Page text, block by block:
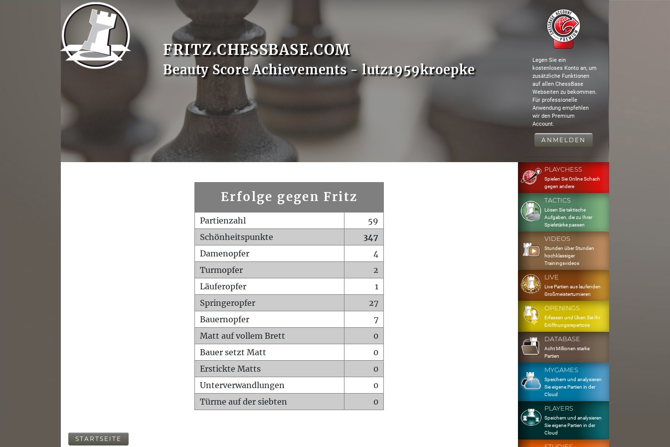
FRITZ.CHESSBASE.COM
Beauty Score Achievements - lutz1959kroepke
Legen Sie ein
kostenloses Konto an, um
zusätzliche Funktionen
auf allen ChessBase
Webseiten zu bekommen.
Für professionelle
Anwendung empfehlen
wir den Premium
Account.
ANMELDEN
Erfolge gegen Fritz
Partienzahl
59
Schönheitspunkte
347
Damenopfer
4
Turmopfer
2
Läuferopfer
1
Springeropfer
27
Bauernopfer
7
Matt auf vollem Brett
0
Bauer setzt Matt
0
Erstickte Matts
0
Unterverwandlungen
0
Türme auf der siebten
0
STARTSEITE
PLAYCHESS
Spielen Sie Online Schach
gegen andere
TACTICS
Lösen Sie taktische
Aufgaben, die zu Ihrer
Spielstärke passen
VIDEOS
Stunden über Stunden
hochklassiger
Trainingsvideos
LIVE
Live Partien aus laufenden
Großmeisterturnieren
OPENINGS
Erfassen und Üben Sie Ihr
Eröffnungsrepertoire
DATABASE
Acht Millionen starke
Partien
MYGAMES
Speichern und analysieren
Sie eigene Partien in der
Cloud
PLAYERS
Speichern und analysieren
Sie eigene Partien in der
Cloud